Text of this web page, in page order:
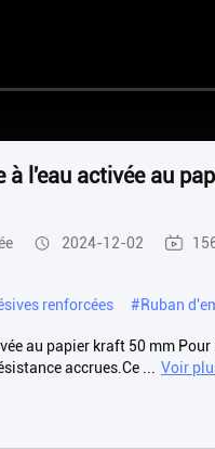
à l'eau activée au
2024-12-02
renforcées #Ruban
au papier kraft 50 mm
accrues.Ce ... Voir